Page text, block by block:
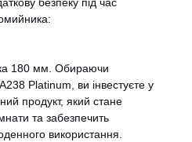
безпеку під час
180 мм. Обираючи
Platinum, ви інвестуєте у
продукт, який стане
та забезпечить
використання.